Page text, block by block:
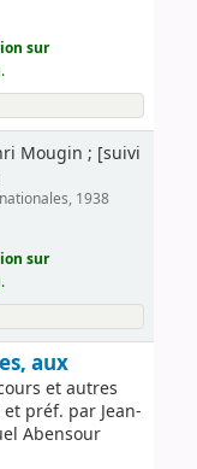
sur
Mougin ; [suivi
1938
sur
aux
et autres
préf. par Jean-
Abensour